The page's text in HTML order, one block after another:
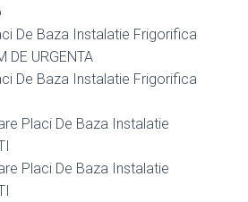
De Baza Instalatie Frigorifica
DE URGENTA
De Baza Instalatie Frigorifica
Placi De Baza Instalatie
Placi De Baza Instalatie